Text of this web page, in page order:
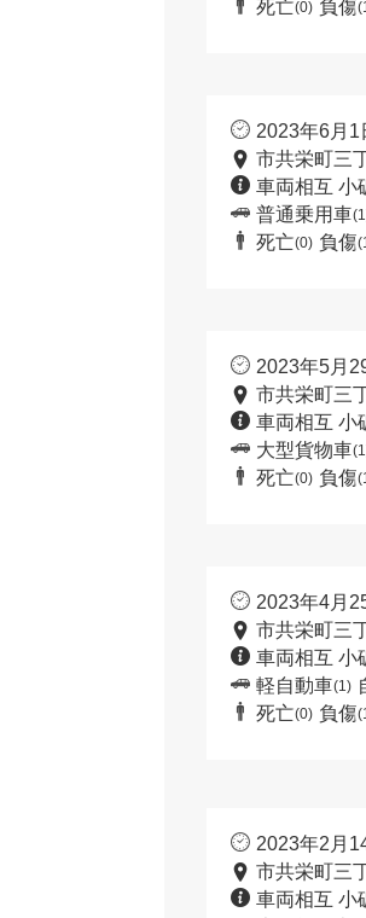
死亡(0) 負傷
2023年6月1
市共栄町三
車両相互 小
普通乗用車
死亡(0) 負傷
2023年5月
市共栄町三
車両相互 小
大型貨物車
死亡(0) 負傷
2023年4月
市共栄町三
車両相互 小
軽自動車(1)
死亡(0) 負傷
2023年2月
市共栄町三
車両相互 小